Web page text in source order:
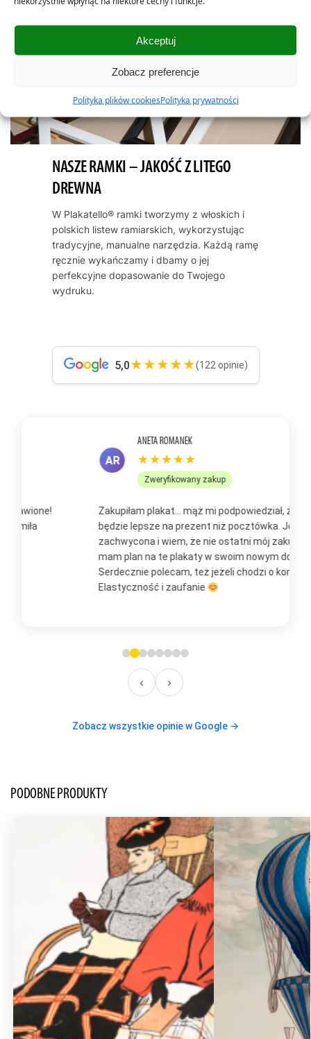
Akceptuj
Zobacz preferencje
Polityka plików cookiesPolityka prywatności
NASZE RAMKI – JAKOŚĆ Z LITEGO
DREWNA
W Plakatello® ramki tworzymy z włoskich i
polskich listew ramiarskich, wykorzystując
tradycyjne, manualne narzędzia. Każdą ramę
ręcznie wykańczamy i dbamy o jej
perfekcyjne dopasowanie do Twojego
wydruku.
5,0★★★★★(122 opinie)
★★★★★
Zweryfikowany zakup
Zakupiłam plakat... mąż mi podpowiedział, że to
będzie lepsze na prezent niż pocztówka. Jestem
zachwycona i wiem, że nie ostatni mój zakup, bo już
mam plan na te plakaty w swoim nowym domu
Serdecznie polecam, też jeżeli chodzi o kontakt.
Elastyczność i zaufanie
‹ ›
Zobacz wszystkie opinie w Google →
PODOBNE PRODUKTY